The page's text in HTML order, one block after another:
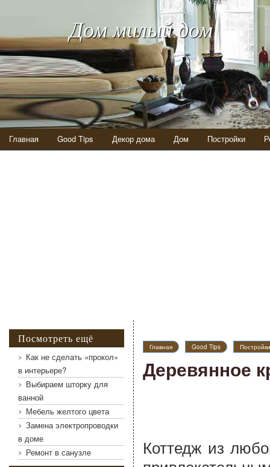
Дом милый дом
Главная Good Tips Декор дома Дом Постройки
Главная Good Tips Постройки
Деревянное
Коттедж из
Посмотреть ещё
Как не сделать «прокол»
в интерьере?
Выбираем шторку для
ванной
Мебель желтого цвета
Замена электропроводки
в доме
Ремонт в санузле